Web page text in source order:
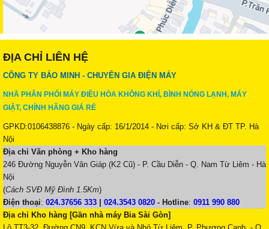
ĐỊA CHỈ LIÊN HỆ
CÔNG TY BẢO MINH - CHUYÊN GIA ĐIỆN MÁY
NHÀ PHÂN PHỐI MÁY ĐIỀU HÒA KHÔNG KHÍ, BÌNH NÓNG LẠNH, MÁY
GIẶT, CHÍNH HÃNG GIÁ RẺ
GPKD:0106438876 - Ngày cấp: 16/1/2014 - Nơi cấp: Sở KH & ĐT TP. Hà
Nội
Địa chỉ Văn phòng + Kho hàng
246 Đường Nguyễn Văn Giáp (K2 Cũ) - P. Cầu Diễn - Q. Nam Từ Liêm - Hà
Nội
(Cách SVĐ Mỹ Đình 1.5Km)
Điện thoại: 024.37656 333 024.3543 0820 - Hotline: 0911 990 880
Địa chỉ Kho hàng [Gần nhà máy Bia Sài Gòn]